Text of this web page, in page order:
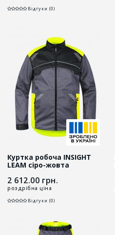
Відгуки (0)
Куртка робоча INSIGHT
LEAM сіро-жовта
2 612.00 грн.
роздрібна ціна
Відгуки (0)